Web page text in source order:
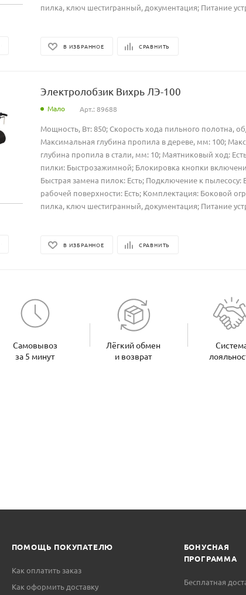
пилка, ключ шестигранный, документация; Питание
В ИЗБРАННОЕ СРАВНИТЬ
Электролобзик Вихрь ЛЭ-100
Мало Арт.: 89688
Мощность, Вт: 850; Скорость хода пильного полотна,
Максимальная глубина пропила в дереве, мм: 100;
глубина пропила в стали, мм: 10; Маятниковый ход:
пилки: Быстрозажимной; Блокировка кнопки
Быстрая замена пилок: Есть; Подключение к пылесосу:
рабочей поверхности: Есть; Комплектация: Боковой
пилка, ключ шестигранный, документация; Питание
В ИЗБРАННОЕ СРАВНИТЬ
Самовывоз
за 5 минут
Лёгкий обмен
и возврат
ПОМОЩЬ ПОКУПАТЕЛЮ
Как оплатить заказ
Как оформить доставку
БОНУСНАЯ
ПРОГРАММА
Бесплатная